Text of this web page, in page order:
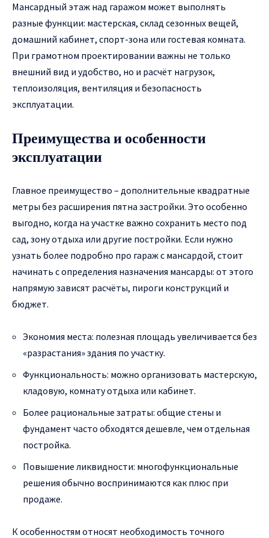
Мансардный этаж над гаражом может выполнять
разные функции: мастерская, склад сезонных вещей,
домашний кабинет, спорт-зона или гостевая комната.
При грамотном проектировании важны не только
внешний вид и удобство, но и расчёт нагрузок,
теплоизоляция, вентиляция и безопасность
эксплуатации.
Преимущества и особенности
эксплуатации
Главное преимущество – дополнительные квадратные
метры без расширения пятна застройки. Это особенно
выгодно, когда на участке важно сохранить место под
сад, зону отдыха или другие постройки. Если нужно
узнать более подробно про гараж с мансардой, стоит
начинать с определения назначения мансарды: от этого
напрямую зависят расчёты, пироги конструкций и
бюджет.
Экономия места: полезная площадь увеличивается без
«разрастания» здания по участку.
Функциональность: можно организовать мастерскую,
кладовую, комнату отдыха или кабинет.
Более рациональные затраты: общие стены и
фундамент часто обходятся дешевле, чем отдельная
постройка.
Повышение ликвидности: многофункциональные
решения обычно воспринимаются как плюс при
продаже.
К особенностям относят необходимость точного